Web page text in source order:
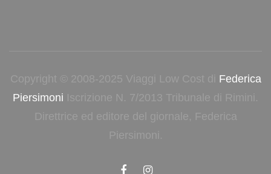
Copyright © 2008-2025 Viaggi Low Cost di Federica
Piersimoni Iscrizione N. 7/2013 Tribunale di Rimini.
Direttrice ed editore del giornale, Federica
Piersimoni.